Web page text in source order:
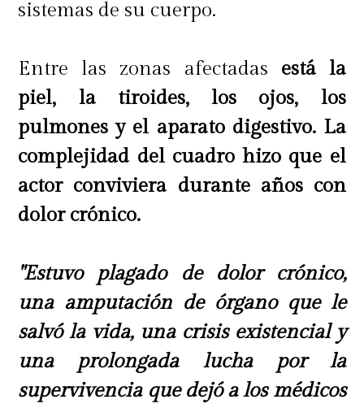
Cony Capelli se refirió
Reyna, asegurando que el trabajo
no puede estar por encima de los
principios personales.
sistemas de su cuerpo.
Entre las zonas afectadas está la
piel, la tiroides, los ojos, los
pulmones y el aparato digestivo. La
complejidad del cuadro hizo que el
actor conviviera durante años con
dolor crónico.
"Estuvo plagado de dolor crónico,
una amputación de órgano que le
salvó la vida, una crisis existencial y
una prolongada lucha por la
supervivencia que dejó a los médicos